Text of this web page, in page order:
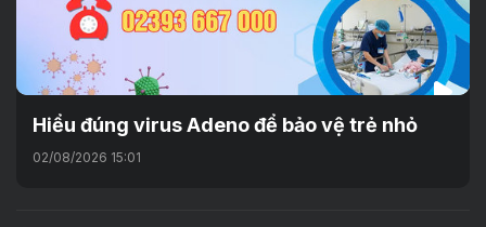
Hiểu đúng virus Adeno để bảo vệ trẻ nhỏ
02/08/2026 15:01